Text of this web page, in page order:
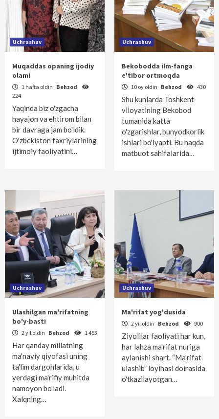
Uchrashuv
Muqaddas opaning ijodiy
olami
1 hafta oldin Behzod
224
Yaqinda biz o'zgacha
hayajon va ehtirom bilan
bir davraga jam bo'ldik.
O'zbekiston faxriylarining
ijtimoiy faoliyatini…
Uchrashuv
Bekobodda ilm-fanga
e'tibor ortmoqda
10 oy oldin Behzod 430
Shu kunlarda Toshkent
viloyatining Bekobod
tumanida katta
o'zgarishlar, bunyodkorlik
ishlari bo'lyapti. Bu haqda
matbuot sahifalarida…
Uchrashuv
Ulashilgan ma'rifatning
bo'y-basti
2 yil oldin Behzod 1 453
Har qanday millatning
ma'naviy qiyofasi uning
ta'lim dargohlarida, u
yerdagi ma'rifiy muhitda
namoyon bo'ladi.
Xalqning…
Uchrashuv
Ma'rifat yog'dusida
2 yil oldin Behzod 900
Ziyolilar faoliyati har kun,
har lahza ma'rifat nuriga
aylanishi shart. “Ma'rifat
ulashib” loyihasi doirasida
o'tkazilayotgan…